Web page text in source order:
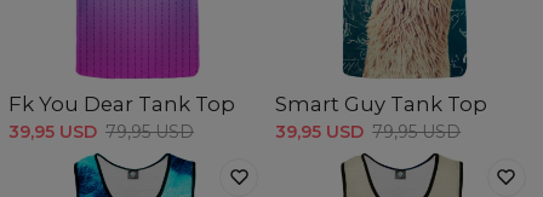
Fk You Dear Tank Top
39,95 USD 79,95 USD
Smart Guy Tank Top
39,95 USD 79,95 USD